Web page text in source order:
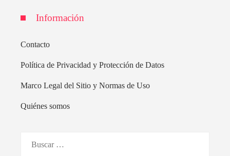
Información
Contacto
Política de Privacidad y Protección de Datos
Marco Legal del Sitio y Normas de Uso
Quiénes somos